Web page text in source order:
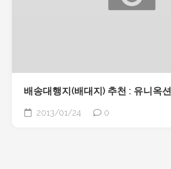
배송대행지(배대지) 추천 : 유니옥션
2013/01/24 0